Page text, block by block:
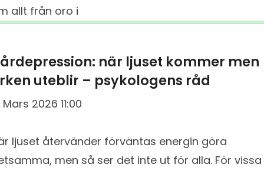
allt från oro i
när ljuset kommer men
uteblir – psykologens råd
Mars 2026 11:00
ljuset återvänder förväntas energin göra
men så ser det inte ut för alla. För vissa